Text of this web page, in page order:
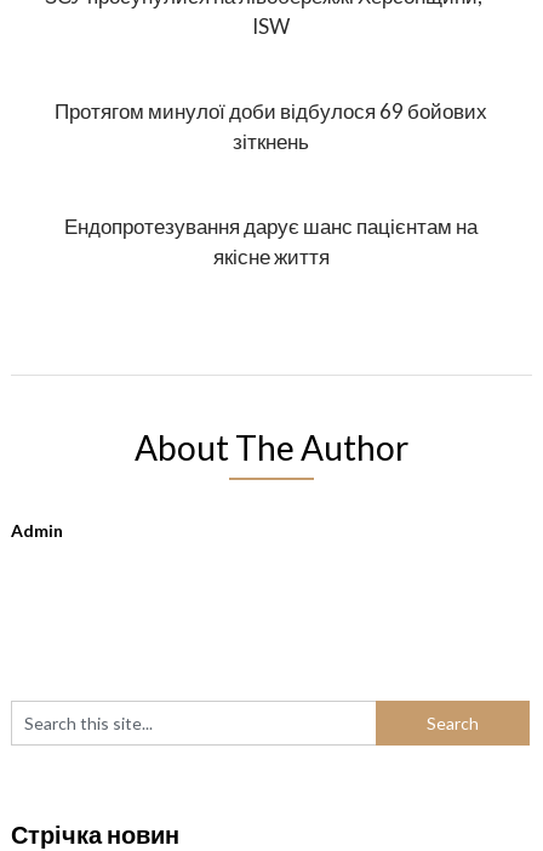
ISW
Протягом минулої доби відбулося 69 бойових
зіткнень
Ендопротезування дарує шанс пацієнтам на
якісне життя
About The Author
Admin
Стрічка новин